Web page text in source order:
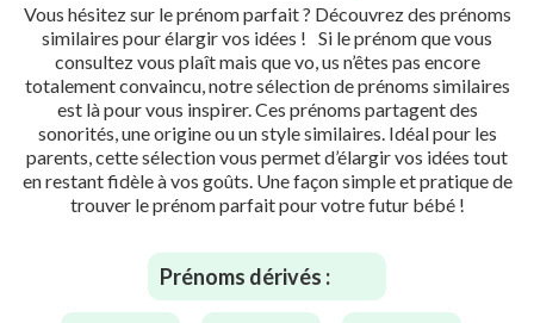
Vous hésitez sur le prénom parfait ? Découvrez des prénoms
similaires pour élargir vos idées ! Si le prénom que vous
consultez vous plaît mais que vo, us n’êtes pas encore
totalement convaincu, notre sélection de prénoms similaires
est là pour vous inspirer. Ces prénoms partagent des
sonorités, une origine ou un style similaires. Idéal pour les
parents, cette sélection vous permet d’élargir vos idées tout
en restant fidèle à vos goûts. Une façon simple et pratique de
trouver le prénom parfait pour votre futur bébé !
Prénoms dérivés :